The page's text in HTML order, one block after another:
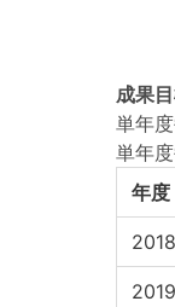
成果
単年
単年
年度
2018
2019